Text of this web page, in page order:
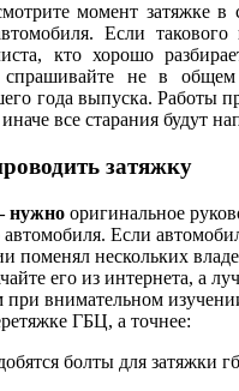
момент затяжке в
Если такового
кто хорошо
не в
года выпуска. Работы
все старания будут
затяжку
нужно оригинальное
Если
поменял нескольких
его из интернета, а
при внимательном
ГБЦ, а точнее:
болты для затяжки